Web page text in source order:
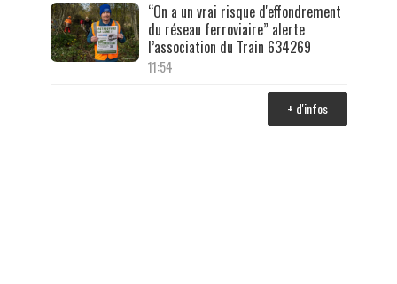
“On a un vrai risque d'effondrement
du réseau ferroviaire” alerte
l’association du Train 634269
11:54
+ d'infos